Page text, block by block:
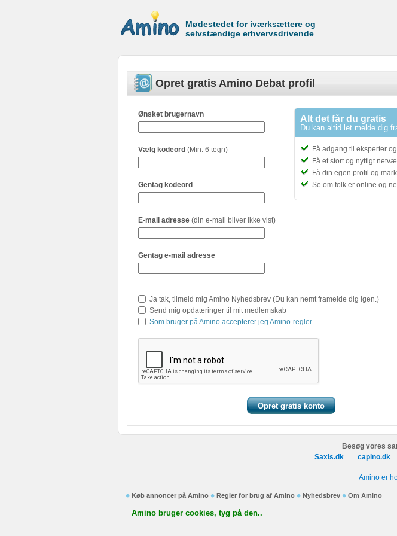
Mødestedet for iværksættere og
selvstændige erhvervsdrivende
Opret gratis Amino Debat profil
Alt det får du gratis
Du kan altid let melde dig
Få adgang til eksperter
Få et stort og nyttigt
Få din egen profil og
Se om folk er online og
Ønsket brugernavn
Vælg kodeord (Min. 6 tegn)
Gentag kodeord
E-mail adresse (din e-mail bliver ikke vist)
Gentag e-mail adresse
Ja tak, tilmeld mig Amino Nyhedsbrev (Du kan nemt framelde dig igen.)
Send mig opdateringer til mit medlemskab
Som bruger på Amino accepterer jeg Amino-regler
Besøg vores
Saxis.dk
capino.dk
Amino er
Køb annoncer på Amino Regler for brug af Amino Nyhedsbrev Om Amino
Amino bruger cookies, tyg på den..